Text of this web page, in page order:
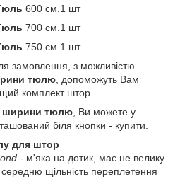
600 см.1 шт
700 см.1 шт
750 см.1 шт
замовлення, з можливістю
тюлю , допоможуть Вам
комплект штор.
ширини тюлю , Ви можете у
біля кнопки - купити.
для штор
- м'яка на дотик, має не велику
щільність переплетення